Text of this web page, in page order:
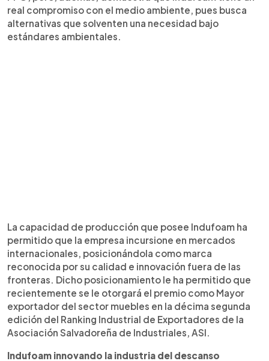
real compromiso con el medio ambiente, pues busca
alternativas que solventen una necesidad bajo
estándares ambientales.
La capacidad de producción que posee Indufoam ha
permitido que la empresa incursione en mercados
internacionales, posicionándola como marca
reconocida por su calidad e innovación fuera de las
fronteras. Dicho posicionamiento le ha permitido que
recientemente se le otorgará el premio como Mayor
exportador del sector muebles en la décima segunda
edición del Ranking Industrial de Exportadores de la
Asociación Salvadoreña de Industriales, ASI.
Indufoam innovando la industria del descanso